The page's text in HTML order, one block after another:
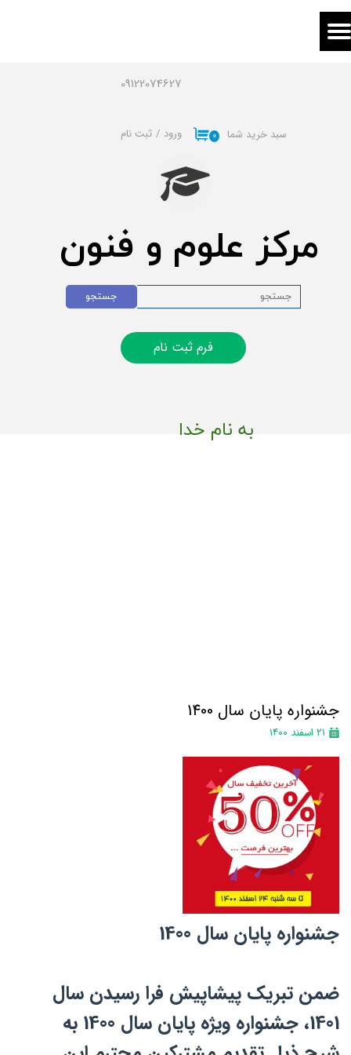
09122074627
مرکز علوم و فنون
۰ سبد خرید شما ورود / ثبت نام
حساب کاربری من
خروج از حساب کاربری
فرم ثبت نام
جستجو
به نام خدا
جشنواره پایان سال 1400
۲۱ اسفند ۱۴۰۰
جشنواره پایان سال 1400
ضمن تبریک پیشاپیش فرا رسیدن سال
1401، جشنواره ویژه پایان سال 1400 به